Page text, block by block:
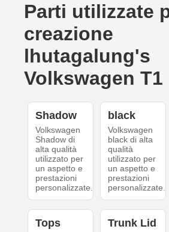
Parti utilizzate
creazione
lhutagalung's
Volkswagen T1
Shadow
Volkswagen
Shadow di
alta qualità
utilizzato per
un aspetto e
prestazioni
personalizzate.
black
Volkswagen
black di alta
qualità
utilizzato per
un aspetto e
prestazioni
personalizzate.
Tops Trunk Lid